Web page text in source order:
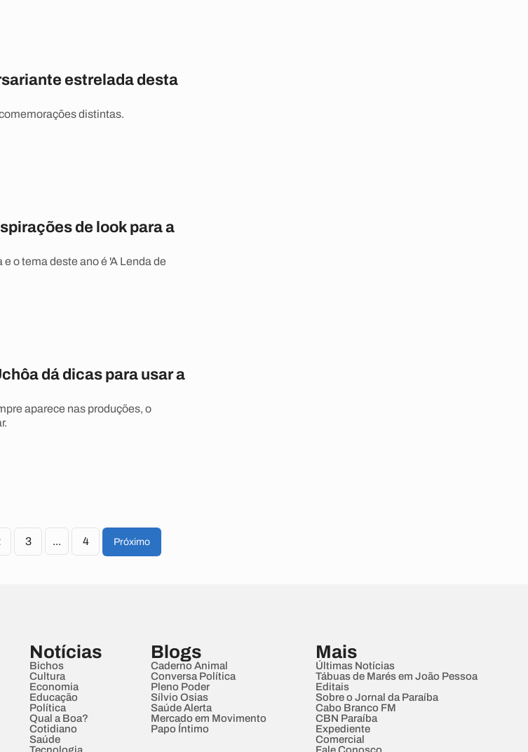
estrelada desta
distintas.
de look para a
o tema deste ano é 'A Lenda de
dá dicas para usar a
aparece nas produções, o
3 ... 4 Próximo
Notícias
Bichos
Cultura
Economia
Educação
Política
Qual a Boa?
Cotidiano
Saúde
Blogs
Caderno Animal
Conversa Política
Pleno Poder
Sílvio Osias
Saúde Alerta
Mercado em Movimento
Papo Íntimo
Mais
Últimas Notícias
Tábuas de Marés em João Pessoa
Editais
Sobre o Jornal da Paraíba
Cabo Branco FM
CBN Paraíba
Expediente
Comercial